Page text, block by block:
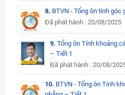
8. BTVN - Tổng ôn tính góc
Đã phát hành : 20/08/2025
9. Tổng ôn Tính khoảng
– Tiết 1
Đã phát hành : 20/08/
10. BTVN - Tổng ôn Tính